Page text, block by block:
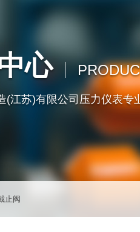
心
(江苏)有限公司压力仪表
止阀